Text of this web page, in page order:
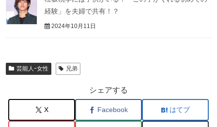
経験」を夫婦で共有！？
2024年10月11日
芸能人ｰ女性 兄弟
シェアする
X Facebook はてブ